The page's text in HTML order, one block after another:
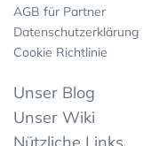
AGB für Partner
Datenschutzerklärung
Cookie Richtlinie
Unser Blog
Unser Wiki